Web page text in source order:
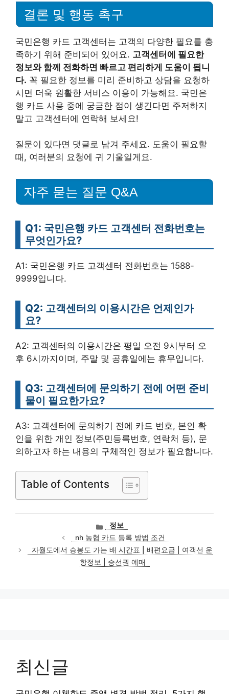
결론 및 행동 촉구
국민은행 카드 고객센터는 고객의 다양한 필요를 충
족하기 위해 준비되어 있어요. 고객센터에 필요한
정보와 함께 전화하면 빠르고 편리하게 도움이 됩니
다. 꼭 필요한 정보를 미리 준비하고 상담을 요청하
시면 더욱 원활한 서비스 이용이 가능해요. 국민은
행 카드 사용 중에 궁금한 점이 생긴다면 주저하지
말고 고객센터에 연락해 보세요!
질문이 있다면 댓글로 남겨 주세요. 도움이 필요할
때, 여러분의 요청에 귀 기울일게요.
자주 묻는 질문 Q&A
Q1: 국민은행 카드 고객센터 전화번호는
무엇인가요?
A1: 국민은행 카드 고객센터 전화번호는 1588-
9999입니다.
Q2: 고객센터의 이용시간은 언제인가
요?
A2: 고객센터의 이용시간은 평일 오전 9시부터 오
후 6시까지이며, 주말 및 공휴일에는 휴무입니다.
Q3: 고객센터에 문의하기 전에 어떤 준비
물이 필요한가요?
A3: 고객센터에 문의하기 전에 카드 번호, 본인 확
인을 위한 개인 정보(주민등록번호, 연락처 등), 문
의하고자 하는 내용의 구체적인 정보가 필요합니다.
Table of Contents
카
테
고
리
정보
nh 농협 카드 등록 방법 조건
자월도에서 승봉도 가는 배 시간표 | 배편요금 | 여객선 운
항정보 | 승선권 예매
최신글